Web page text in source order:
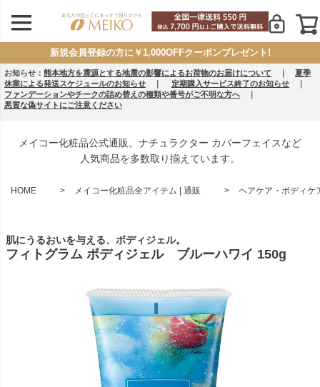
新規会員登録の方に￥1,000OFFクーポンプレゼント!
お知らせ： 熊本地方を震源とする地震の影響によるお荷物のお届けについて ｜ 夏季
休業による発送スケジュールのお知らせ ｜ 定期購入サービス終了のお知らせ ｜
ファンデーションやチークの詰め替えの種類や番号がご不明な方へ｜
悪質な偽サイトにご注意ください
メイコー化粧品公式通販。ナチュラクター カバーフェイスなど
人気商品を多数取り揃えています。
HOME メイコー化粧品全アイテム | 通販 ヘアケア・ボディケ
肌にうるおいを与える、ボディジェル。
フィトグラム ボディジェル ブルーハワイ 150g